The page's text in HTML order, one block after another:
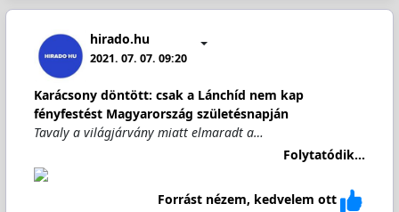
hirado.hu
2021. 07. 07. 09:20
Karácsony döntött: csak a Lánchíd nem kap
fényfestést Magyarország születésnapján
Tavaly a világjárvány miatt elmaradt a…
Folytatódik...
Forrást nézem, kedvelem ott